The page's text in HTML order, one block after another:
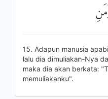
15. Adapun manusia
lalu dia dimuliakan-Nya
maka dia akan berkata:
memuliakanku".